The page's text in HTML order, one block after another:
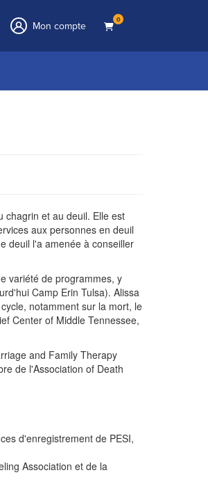
Mon compte 0
chagrin et au deuil. Elle est
aux personnes en deuil
deuil l'a amenée à conseiller
variété de programmes, y
Camp Erin Tulsa). Alissa
notamment sur la mort, le
Center of Middle Tennessee,
and Family Therapy
de l'Association of Death
d'enregistrement de PESI,
Association et de la